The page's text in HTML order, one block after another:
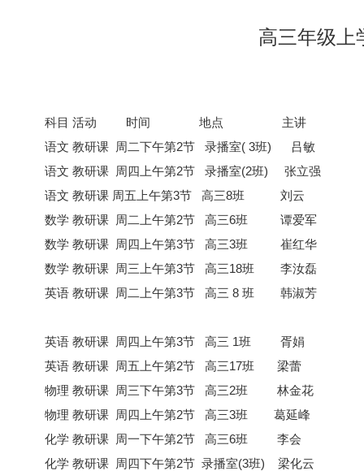
高三年级上
科目 活动 时间 地点 主讲
语文 教研课 周二下午第2节 录播室( 3班) 吕敏
语文 教研课 周四上午第2节 录播室(2班) 张立强
语文 教研课 周五上午第3节 高三8班 刘云
数学 教研课 周二上午第2节 高三6班 谭爱军
数学 教研课 周四上午第3节 高三3班 崔红华
数学 教研课 周三上午第3节 高三18班 李汝磊
英语 教研课 周二上午第3节 高三 8 班 韩淑芳
英语 教研课 周四上午第3节 高三 1班 胥娟
英语 教研课 周五上午第2节 高三17班 梁蕾
物理 教研课 周三下午第3节 高三2班 林金花
物理 教研课 周四上午第2节 高三3班 葛延峰
化学 教研课 周一下午第2节 高三6班 李会
化学 教研课 周四下午第2节 录播室(3班) 梁化云